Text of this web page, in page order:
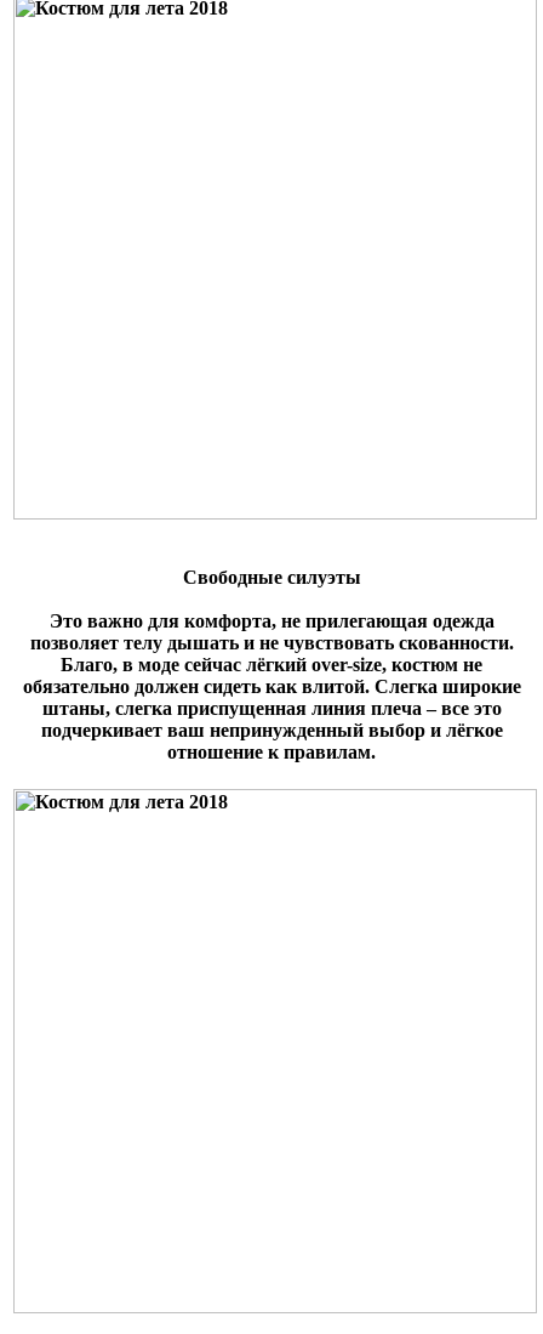
Свободные силуэты
Это важно для комфорта, не прилегающая одежда
позволяет телу дышать и не чувствовать скованности.
Благо, в моде сейчас лёгкий over-size, костюм не
обязательно должен сидеть как влитой. Слегка широкие
штаны, слегка приспущенная линия плеча – все это
подчеркивает ваш непринужденный выбор и лёгкое
отношение к правилам.